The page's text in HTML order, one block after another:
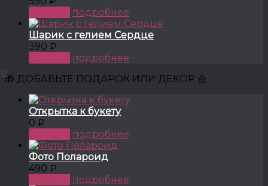
подробнее
Шарик с гелием Сердце
390 ₽
подробнее
🎁 ДОБАВЬТЕ ПОДАРОК ИЛИ ДЕКОР 🌼
Открытка к букету
0 ₽
подробнее
Фото Полароид
490 ₽
подробнее